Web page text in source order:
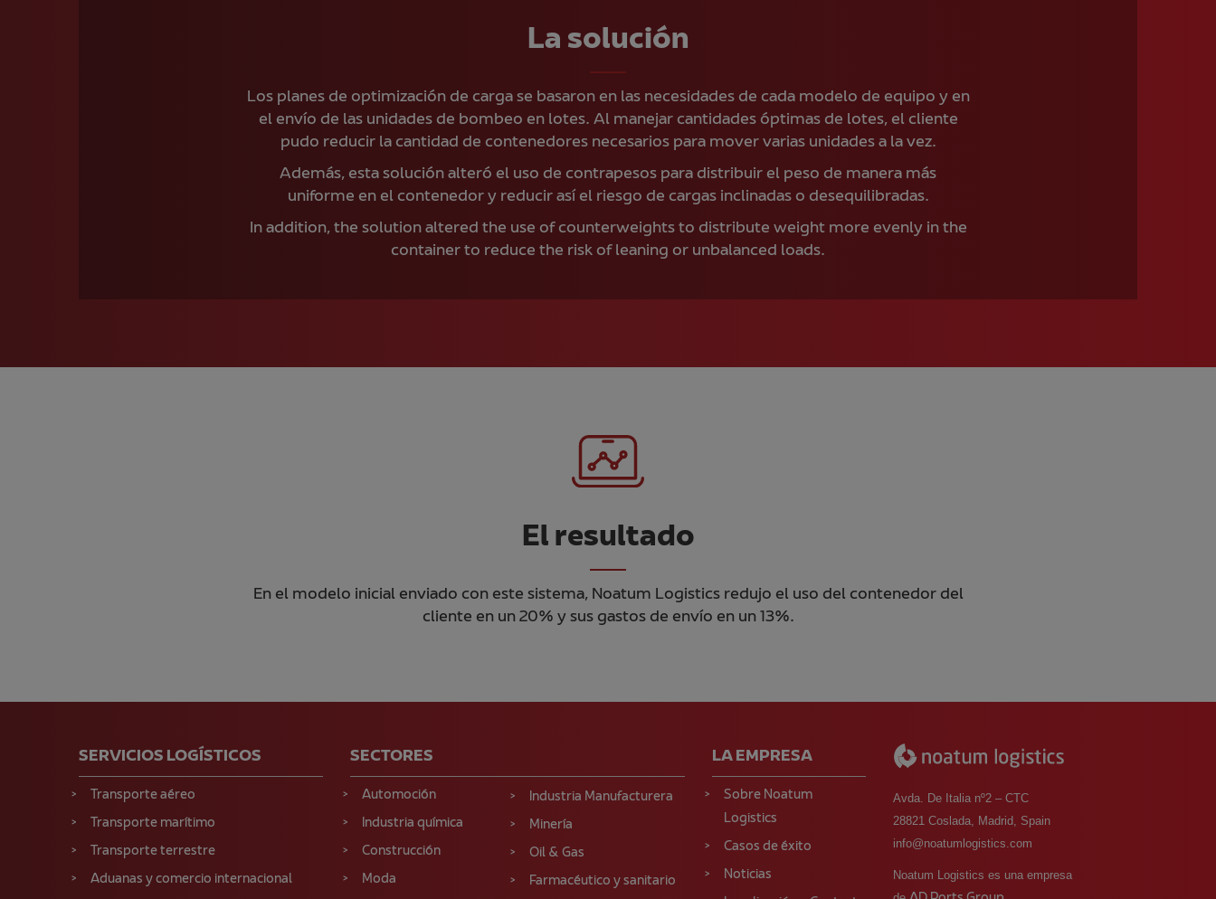
La solución
Los planes de optimización de carga se basaron en las necesidades de cada modelo de equipo y en
el envío de las unidades de bombeo en lotes. Al manejar cantidades óptimas de lotes, el cliente
pudo reducir la cantidad de contenedores necesarios para mover varias unidades a la vez.
Además, esta solución alteró el uso de contrapesos para distribuir el peso de manera más
uniforme en el contenedor y reducir así el riesgo de cargas inclinadas o desequilibradas.
In addition, the solution altered the use of counterweights to distribute weight more evenly in the
container to reduce the risk of leaning or unbalanced loads.
El resultado
En el modelo inicial enviado con este sistema, Noatum Logistics redujo el uso del contenedor del
cliente en un 20% y sus gastos de envío en un 13%.
SERVICIOS LOGÍSTICOS
Transporte aéreo
Transporte marítimo
Transporte terrestre
Aduanas y comercio internacional
SECTORES
Automoción
Industria química
Construcción
Moda
Industria Manufacturera
Minería
Oil & Gas
Farmacéutico y sanitario
LA EMPRESA
Sobre Noatum
Logistics
Casos de éxito
Noticias
Avda. De Italia nº2 – CTC
28821 Coslada, Madrid, Spain
info@noatumlogistics.com
Noatum Logistics es una empresa